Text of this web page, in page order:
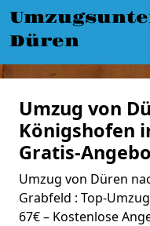
Düren
Umzug von
Königshofen
Gratis-
Umzug von Düren
Grabfeld : Top-
67€ – Kostenlose